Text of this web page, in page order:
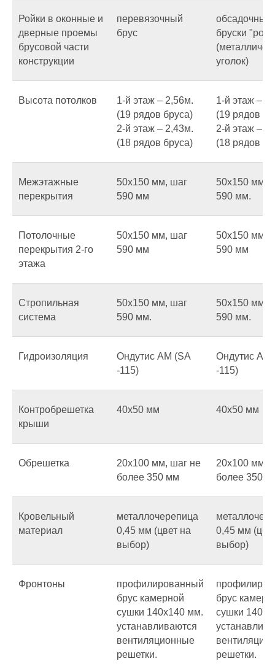
Ройки в оконные и
дверные проемы
брусовой части
конструкции
перевязочный
брус
обсадочные
бруски
уголок)
Высота потолков
1-й этаж – 2,56м.
(19 рядов бруса)
2-й этаж – 2,43м.
(18 рядов бруса)
1-й этаж –
(19 рядов
2-й этаж –
(18 рядов
Межэтажные
перекрытия
50х150 мм, шаг
590 мм
50х150 мм,
590 мм.
Потолочные
перекрытия 2-го
этажа
50х150 мм, шаг
590 мм
50х150 мм,
590 мм
Стропильная
система
50х150 мм, шаг
590 мм.
50х150 мм,
590 мм.
Гидроизоляция
Ондутис AM (SA
-115)
Ондутис AM
-115)
Контробрешетка
крыши
40х50 мм 40х50 мм
Обрешетка
20х100 мм, шаг не
более 350 мм
20х100 мм,
более 350
Кровельный
материал
металлочерепица
0,45 мм (цвет на
выбор)
0,45 мм
выбор)
Фронтоны
профилированный
брус камерной
сушки 140х140 мм.
устанавливаются
вентиляционные
решетки.
брус
сушки
решетки.